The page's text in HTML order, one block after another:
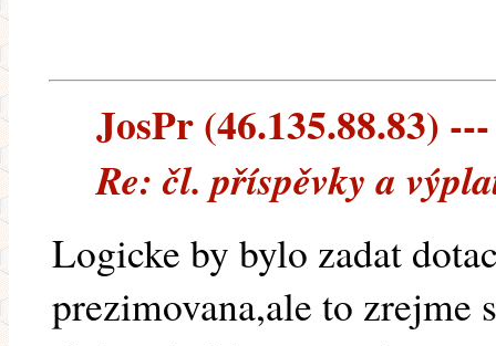
JosPr (46.135.88.83)
Re: čl. příspěvky a
Logicke by bylo zadat
prezimovana,ale to zrejme